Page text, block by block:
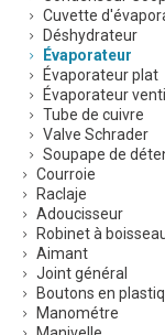
Cuvette
Déshydrateur
Évaporateur
Évaporateur plat
Évaporateur
Tube de cuivre
Valve Schrader
Soupape de
Courroie
Raclaje
Adoucisseur
Robinet à
Aimant
Joint général
Boutons en
Manométre